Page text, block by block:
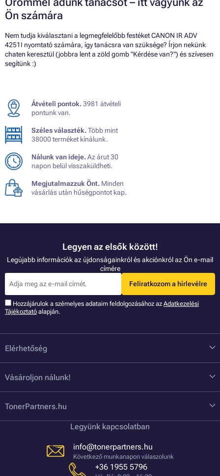
Ön számára
Nem tudja kiválasztani a legmegfelelőbb festéket CANON IR ADV
4251I nyomtató számára, így tanácsra van szüksége? Írjon nekünk
chaten keresztül (jobbra lent a zöld gomb "Kérdése van?") és szívesen
segítünk :)
Átvételi pontok.3981 átvételi
pontunk van.
Széles választék.Több mint
38000 terméket kínálunk.
Nálunk van ideje.Az árut 30
napon belül visszaküldheti.
Megjutalmazzuk Önt. Minden
vásárlás után hűségpontot kap.
Legyen az elsők között!
Legújabb információk az újdonságainkról és akciónkról az Ön e-mail
címére
Feliratkozom a hírlevélre
Hozzájárulok a szémelyes adataim feldolgozásához az Adatkezelési
Tájékoztató alapján.
Elérhetőség
Vásároljon nálunk!
TonerPartners.hu
Legyünk kapcsolatban
info@tonerpartners.hu
Következő munkanapon válaszolunk
+36 1955 5796